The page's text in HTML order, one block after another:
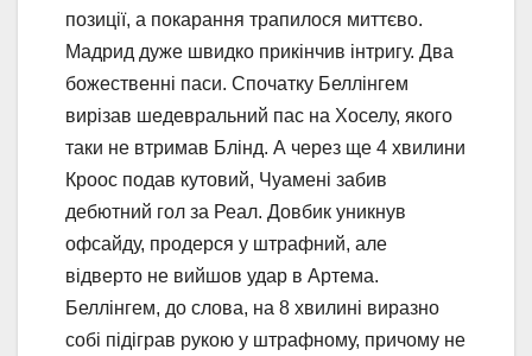
позиції, а покарання трапилося миттєво.
Мадрид дуже швидко прикінчив інтригу. Два
божественні паси. Спочатку Беллінгем
вирізав шедевральний пас на Хоселу, якого
таки не втримав Блінд. А через ще 4 хвилини
Кроос подав кутовий, Чуамені забив
дебютний гол за Реал. Довбик уникнув
офсайду, продерся у штрафний, але
відверто не вийшов удар в Артема.
Беллінгем, до слова, на 8 хвилині виразно
собі підіграв рукою у штрафному, причому не